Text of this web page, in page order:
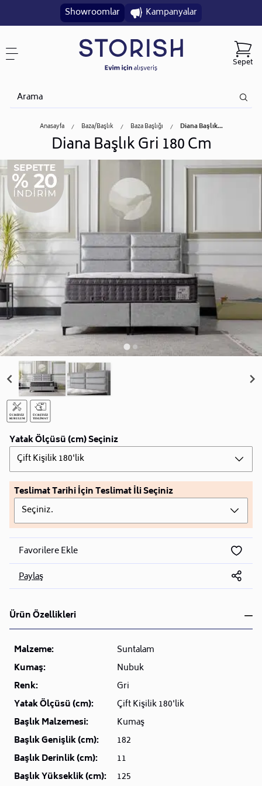
Showroomlar Kampanyalar
Sepet
Anasayfa Baza/başlık Baza Başlığı Diana Başlık...
Diana Başlık Gri 180 Cm
Yatak Ölçüsü (cm) Seçiniz
Çift Kişilik 180'lik
Teslimat Tarihi İçin Teslimat İli Seçiniz
Seçiniz.
Favorilere Ekle
Paylaş
Ürün Özellikleri
Malzeme:
Suntalam
Kumaş:
Nubuk
Renk:
Gri
Yatak Ölçüsü (cm):
Çift Kişilik 180'lik
Başlık Malzemesi:
Kumaş
Başlık Genişlik (cm):
182
Başlık Derinlik (cm):
11
Başlık Yükseklik (cm):
125